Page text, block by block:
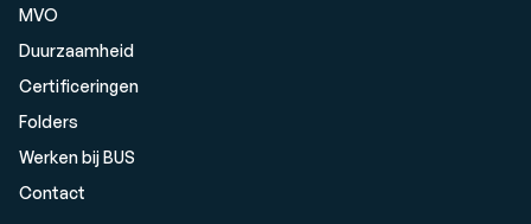
MVO
Duurzaamheid
Certificeringen
Folders
Werken bij BUS
Contact